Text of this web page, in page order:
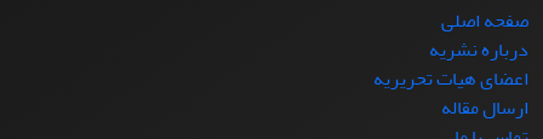
صفحه اصلی
درباره نشریه
اعضای هیات تحریریه
ارسال مقاله